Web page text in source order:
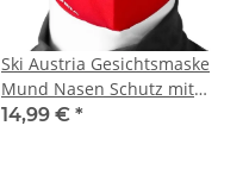
Ski Austria Gesichtsmaske
Mund Nasen Schutz mit
Filter rot
14,99 € *